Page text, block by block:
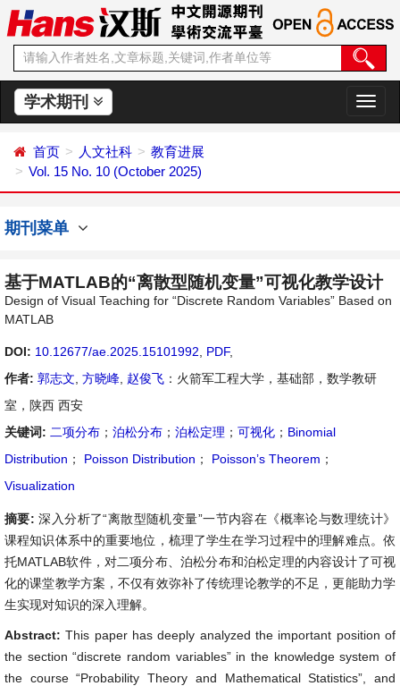
学术期刊
切
换
首页 人文社科
教育进展
Vol. 15 No. 10 (October 2025)
期刊菜单
基于MATLAB的“离散型随机变量”可视化教学设计
Design of Visual Teaching for “Discrete Random Variables” Based on
MATLAB
DOI: 10.12677/ae.2025.15101992 PDF,
作者: 郭志文 方晓峰 赵俊飞 ：火箭军工程大学，基础部，数学教研
室，陕西 西安
关键词: 二项分布 ； 泊松分布 ； 泊松定理 ； 可视化 ； Binomial
Distribution ； Poisson Distribution ； Poisson’s Theorem ；
Visualization
摘要:深入分析了“离散型随机变量”一节内容在《概率论与数理统计》
课程知识体系中的重要地位，梳理了学生在学习过程中的理解难点。依
托MATLAB软件，对二项分布、泊松分布和泊松定理的内容设计了可视
化的课堂教学方案，不仅有效弥补了传统理论教学的不足，更能助力学
生实现对知识的深入理解。
Abstract:This paper has deeply analyzed the important position of
the section “discrete random variables” in the knowledge system of
the course “Probability Theory and Mathematical Statistics”, and